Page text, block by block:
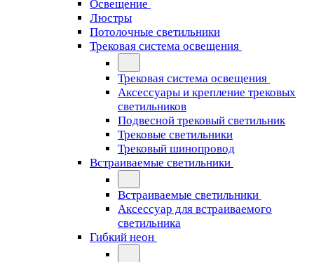
Освещение
Люстры
Потолочные светильники
Трековая система освещения
Трековая система освещения
Аксессуары и крепление трековых
светильников
Подвесной трековый светильник
Трековые светильники
Трековый шинопровод
Встраиваемые светильники
Встраиваемые светильники
Аксессуар для встраиваемого
светильника
Гибкий неон